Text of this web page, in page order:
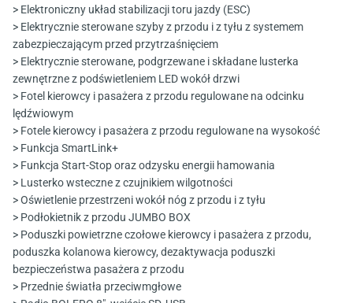
> Elektroniczny układ stabilizacji toru jazdy (ESC)
> Elektrycznie sterowane szyby z przodu i z tyłu z systemem
zabezpieczającym przed przytrzaśnięciem
> Elektrycznie sterowane, podgrzewane i składane lusterka
zewnętrzne z podświetleniem LED wokół drzwi
> Fotel kierowcy i pasażera z przodu regulowane na odcinku
lędźwiowym
> Fotele kierowcy i pasażera z przodu regulowane na wysokość
> Funkcja SmartLink+
> Funkcja Start-Stop oraz odzysku energii hamowania
> Lusterko wsteczne z czujnikiem wilgotności
> Oświetlenie przestrzeni wokół nóg z przodu i z tyłu
> Podłokietnik z przodu JUMBO BOX
> Poduszki powietrzne czołowe kierowcy i pasażera z przodu,
poduszka kolanowa kierowcy, dezaktywacja poduszki
bezpieczeństwa pasażera z przodu
> Przednie światła przeciwmgłowe